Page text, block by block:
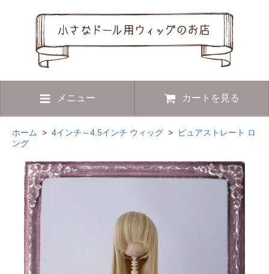
メニュー カートを見る
ホーム > 4インチ～4.5インチ ウィッグ >
ピュアストレート ロ
ング